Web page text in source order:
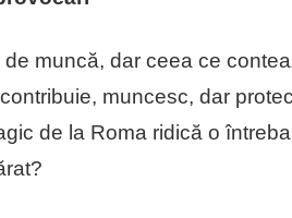
muncă, dar ceea ce
muncesc, dar
de la Roma ridică o